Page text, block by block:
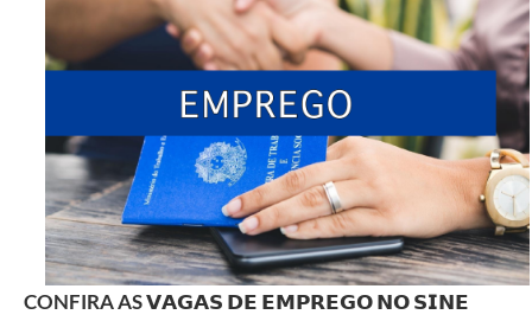
CONFIRAAS𝗩𝗔𝗚𝗔𝗦 𝗗𝗘 𝗘𝗠𝗣𝗥𝗘𝗚𝗢 𝗡𝗢 𝗦𝗜𝗡𝗘